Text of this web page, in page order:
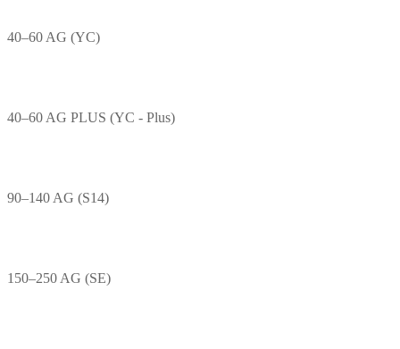
40–60 AG (YC)
40–60 AG PLUS (YC - Plus)
90–140 AG (S14)
150–250 AG (SE)